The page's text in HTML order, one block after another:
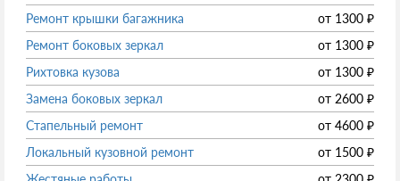
Ремонт крышки багажника
от 1300 ₽
Ремонт боковых зеркал
от 1300 ₽
Рихтовка кузова
от 1300 ₽
Замена боковых зеркал
от 2600 ₽
Стапельный ремонт
от 4600 ₽
Локальный кузовной ремонт
от 1500 ₽